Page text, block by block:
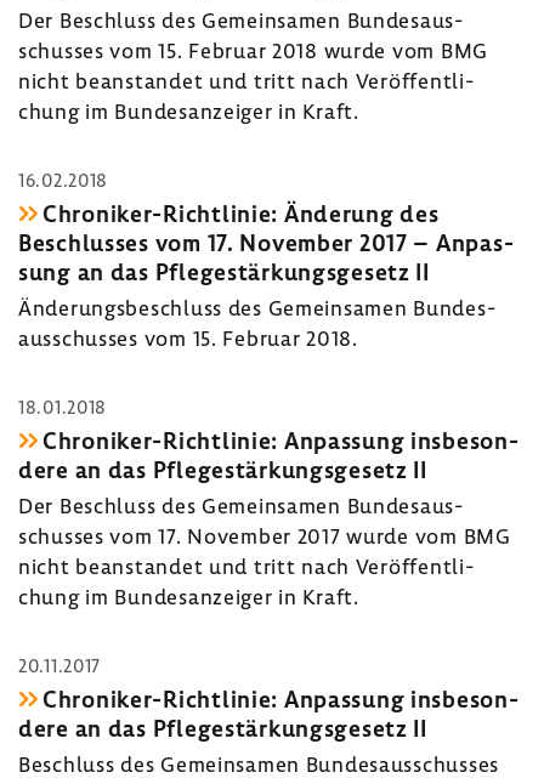
Der Beschluss des Gemein­samen Bundes­aus­
schusses vom 15. Februar 2018 wurde vom BMG
nicht bean­standet und tritt nach Veröf­fent­li­
chung im Bundes­an­zeiger in Kraft.
16.02.2018
Chroniker-​Richtlinie: Ände­rung des
Beschlusses vom 17. November 2017 – Anpas­
sung an das Pfle­ge­stär­kungs­ge­setz II
Ände­rungs­be­schluss des Gemein­samen Bundes­
aus­schusses vom 15. Februar 2018.
18.01.2018
Chroniker-​Richtlinie: Anpas­sung insbe­son­
dere an das Pfle­ge­stär­kungs­ge­setz II
Der Beschluss des Gemein­samen Bundes­aus­
schusses vom 17. November 2017 wurde vom BMG
nicht bean­standet und tritt nach Veröf­fent­li­
chung im Bundes­an­zeiger in Kraft.
20.11.2017
Chroniker-​Richtlinie: Anpas­sung insbe­son­
dere an das Pfle­ge­stär­kungs­ge­setz II
Beschluss des Gemein­samen Bundes­aus­schusses